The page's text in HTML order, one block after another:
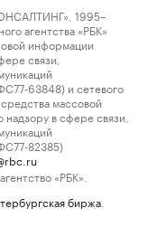
1995–
агентства «РБК»
информации
связи,
63848) и сетевого
массовой
в сфере связи,
82385)
«РБК».
биржа